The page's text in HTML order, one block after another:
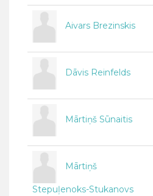
Aivars Brezinskis
Dāvis Reinfelds
Mārtiņš Sūnaitis
Mārtiņš
Stepuļenoks-Stukanovs